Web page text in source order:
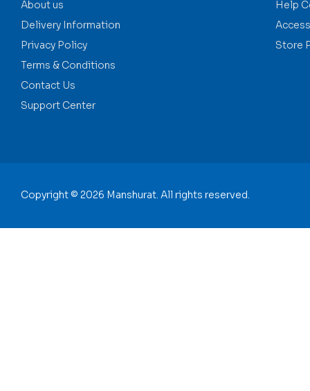
About us
Delivery Information
Privacy Policy
Terms & Conditions
Contact Us
Support Center
Help
Store
Copyright © 2026 Manshurat. All rights reserved.